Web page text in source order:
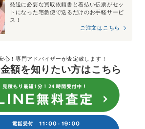
発送に必要な買取依頼書と着払い伝票がセッ
トになった宅急便で送るだけのお手軽サービ
ス！
ご注文はこちら
心！専門アドバイザーが査定致します！
額を知りたい方はこちら